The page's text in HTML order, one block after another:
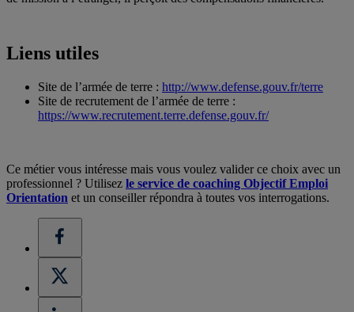
Liens utiles
Site de l’armée de terre : http://www.defense.gouv.fr/terre
Site de recrutement de l’armée de terre :
https://www.recrutement.terre.defense.gouv.fr/
Ce métier vous intéresse mais vous voulez valider ce choix avec un
professionnel ? Utilisez le service de coaching Objectif Emploi
Orientation et un conseiller répondra à toutes vos interrogations.